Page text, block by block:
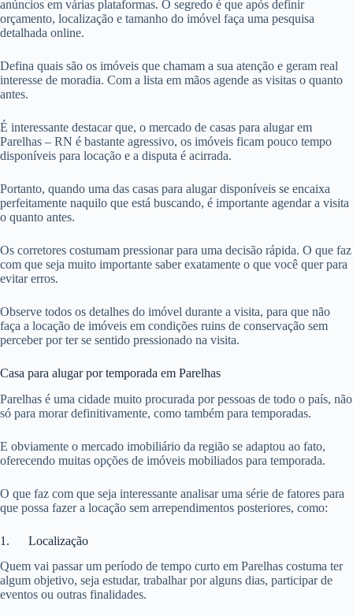
anúncios em várias plataformas. O segredo é que após definir
orçamento, localização e tamanho do imóvel faça uma pesquisa
detalhada online.
Defina quais são os imóveis que chamam a sua atenção e geram real
interesse de moradia. Com a lista em mãos agende as visitas o quanto
antes.
É interessante destacar que, o mercado de casas para alugar em
Parelhas – RN é bastante agressivo, os imóveis ficam pouco tempo
disponíveis para locação e a disputa é acirrada.
Portanto, quando uma das casas para alugar disponíveis se encaixa
perfeitamente naquilo que está buscando, é importante agendar a visita
o quanto antes.
Os corretores costumam pressionar para uma decisão rápida. O que faz
com que seja muito importante saber exatamente o que você quer para
evitar erros.
Observe todos os detalhes do imóvel durante a visita, para que não
faça a locação de imóveis em condições ruins de conservação sem
perceber por ter se sentido pressionado na visita.
Casa para alugar por temporada em Parelhas
Parelhas é uma cidade muito procurada por pessoas de todo o país, não
só para morar definitivamente, como também para temporadas.
E obviamente o mercado imobiliário da região se adaptou ao fato,
oferecendo muitas opções de imóveis mobiliados para temporada.
O que faz com que seja interessante analisar uma série de fatores para
que possa fazer a locação sem arrependimentos posteriores, como:
1. Localização
Quem vai passar um período de tempo curto em Parelhas costuma ter
algum objetivo, seja estudar, trabalhar por alguns dias, participar de
eventos ou outras finalidades.